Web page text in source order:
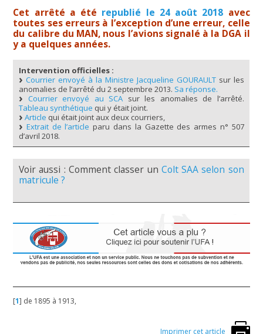
Cet arrêté a été republié le 24 août 2018 avec
toutes ses erreurs à l’exception d’une erreur, celle
du calibre du MAN, nous l’avions signalé à la DGA il
y a quelques années.
Intervention officielles :
Courrier envoyé à la Ministre Jacqueline GOURAULTsur les
anomalies de l’arrêté du 2 septembre 2013. Sa réponse.
Courrier envoyé au SCA sur les anomalies de l’arrêté.
Tableau synthétique qui y était joint.
Article qui était joint aux deux courriers,
Extrait de l’article paru dans la Gazette des armes n° 507
d’avril 2018.
Voir aussi : Comment classer un Colt SAA selon son
matricule ?
[1] de 1895 à 1913,
Imprimer cet article